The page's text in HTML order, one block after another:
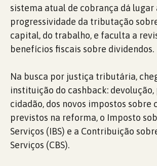
sistema atual de cobrança dá lugar
progressividade da tributação
capital, do trabalho, e faculta a
benefícios fiscais sobre dividendos.
Na busca por justiça tributária,
instituição do cashback: devolução,
cidadão, dos novos impostos sobre
previstos na reforma, o Imposto
Serviços (IBS) e a Contribuição
Serviços (CBS).